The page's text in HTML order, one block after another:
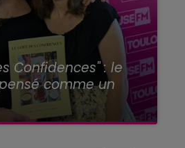
Confidences" : le
comme un